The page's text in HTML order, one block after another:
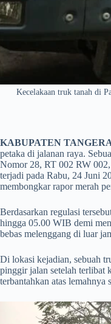
Kecelakaan truk tanah di
KABUPATEN
petaka di jalanan raya.
Nomor 28, RT 002 RW 002,
terjadi pada Rabu, 24 Juni
membongkar rapor merah
​Berdasarkan regulasi
hingga 05.00 WIB demi
bebas melenggang di luar
​Di lokasi kejadian, sebuah
pinggir jalan setelah terlibat
terbantahkan atas lemahnya